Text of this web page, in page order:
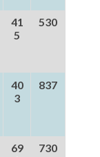
41
5
530
40
3
837
69
730